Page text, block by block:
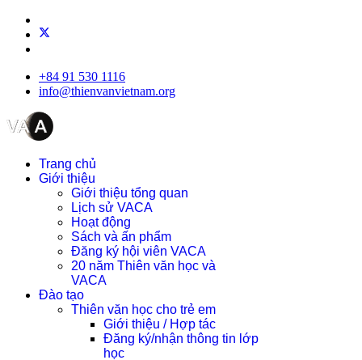
+84 91 530 1116
info@thienvanvietnam.org
Trang chủ
Giới thiệu
Giới thiệu tổng quan
Lịch sử VACA
Hoạt động
Sách và ấn phẩm
Đăng ký hội viên VACA
20 năm Thiên văn học và
VACA
Đào tạo
Thiên văn học cho trẻ em
Giới thiệu / Hợp tác
Đăng ký/nhận thông tin lớp
học